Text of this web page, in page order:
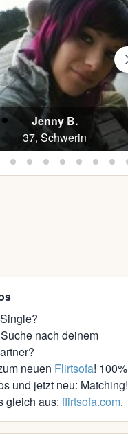
Jenny B.
37, Schwerin
nach deinem
neuen Flirtsofa! 100%
und jetzt neu: Matching!
gleich aus: flirtsofa.com.